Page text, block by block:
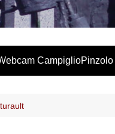
CampiglioPinzolo